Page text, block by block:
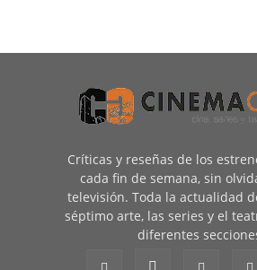
Críticas y reseñas de los
cada fin de semana, sin
televisión. Toda la actualidad
séptimo arte, las series y el
diferentes